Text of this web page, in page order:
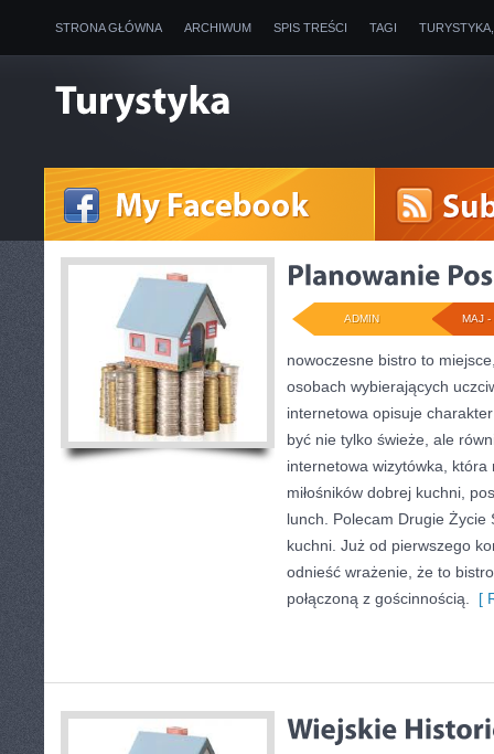
STRONA GŁÓWNA ARCHIWUM SPIS TREŚCI TAGI
MAJ -
ADMIN
nowoczesne bistro to
osobach wybierających
internetowa opisuje
być nie tylko świeże, ale
internetowa wizytówka,
miłośników dobrej kuchni,
lunch. Polecam Drugie Życie
kuchni. Już od pierwszego
odnieść wrażenie, że to
połączoną z gościnnością.
[